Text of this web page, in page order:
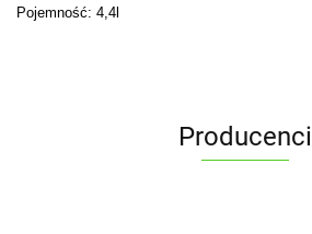
Pojemność: 4,4l
Producenci